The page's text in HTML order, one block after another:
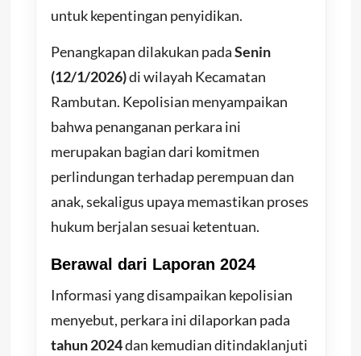
untuk kepentingan penyidikan.
Penangkapan dilakukan padaSenin
(12/1/2026)di wilayah Kecamatan
Rambutan. Kepolisian menyampaikan
bahwa penanganan perkara ini
merupakan bagian dari komitmen
perlindungan terhadap perempuan dan
anak, sekaligus upaya memastikan proses
hukum berjalan sesuai ketentuan.
Berawal dari Laporan 2024
Informasi yang disampaikan kepolisian
menyebut, perkara ini dilaporkan pada
tahun 2024dan kemudian ditindaklanjuti